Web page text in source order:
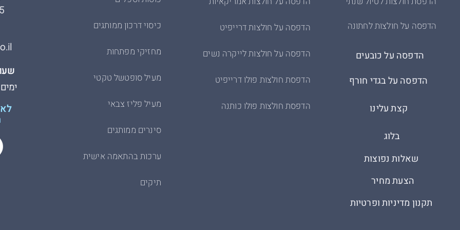
ימים א׳-
כיסוי דרכון ממותגים
מחזיקי מפתחות
מעיל סופטשל טקטי
מעיל פליז צבאי
סינרים ממותגים
ערכות בהתאמה אישית
תיקים
הדפסה על חולצות דרייפיט
הדפסה על חולצות לייקרה נשים
הדפסת חולצות פולו דרייפיט
הדפסת חולצות פולו כותנה
הדפסה על חולצות לחתונה
הדפסה על בגדי חורף
הדפסה על כובעים
קצת עלינו
הצעת מחיר
תקנון מדיניות ופרטיות
שאלות נפוצות
בלוג